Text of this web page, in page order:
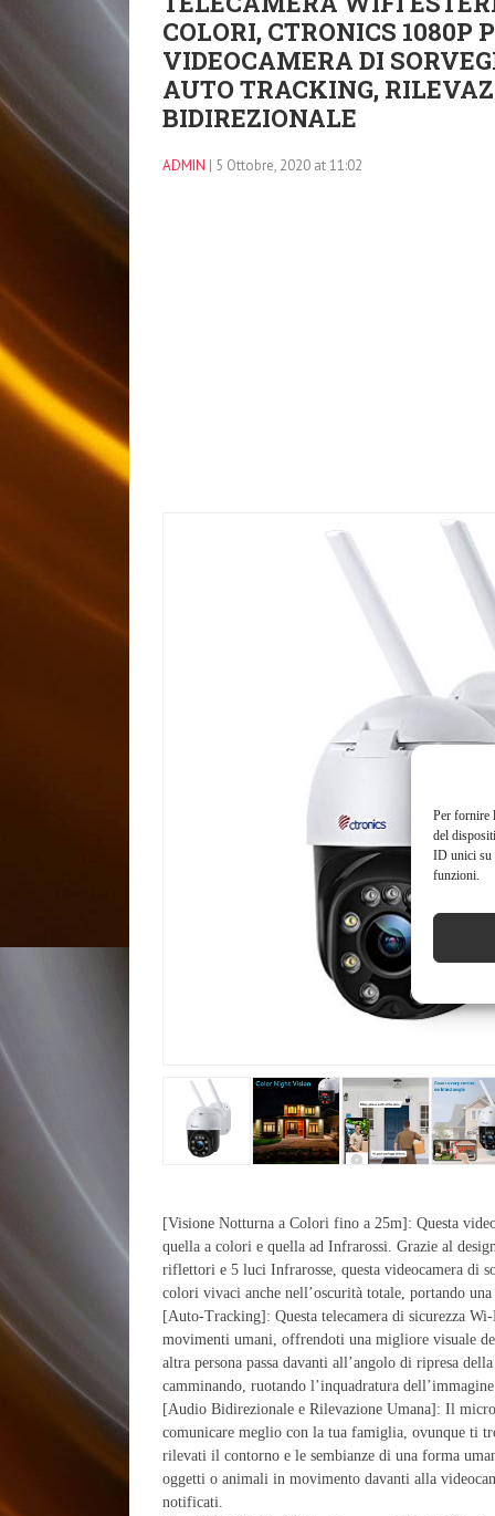
Per fornire
del
ID unici su
funzioni.
COLORI, CTRONICS 1080P
VIDEOCAMERA DI
AUTO TRACKING,
BIDIREZIONALE
ADMIN | 5 Ottobre, 2020 at 11:02
[Visione Notturna a Colori fino a 25m]: Questa
quella a colori e quella ad Infrarossi. Grazie al
riflettori e 5 luci Infrarosse, questa videocamera di
colori vivaci anche nell’oscurità totale, portando
[Auto-Tracking]: Questa telecamera di sicurezza
movimenti umani, offrendoti una migliore visuale
altra persona passa davanti all’angolo di ripresa
camminando, ruotando l’inquadratura
[Audio Bidirezionale e Rilevazione Umana]: Il
comunicare meglio con la tua famiglia, ovunque ti
rilevati il contorno e le sembianze di una forma
oggetti o animali in movimento davanti alla
notificati.